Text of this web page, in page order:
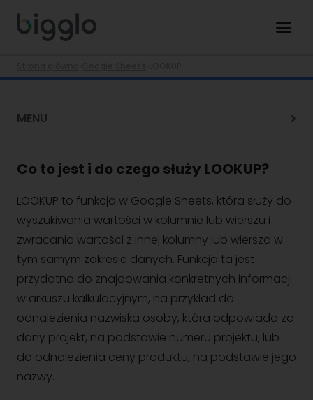
Co to jest i do czego służy LOOKUP?
LOOKUP to funkcja w Google Sheets, która służy do
wyszukiwania wartości w kolumnie lub wierszu i
zwracania wartości z innej kolumny lub wiersza w
tym samym zakresie danych. Funkcja ta jest
przydatna do znajdowania konkretnych informacji
w arkuszu kalkulacyjnym, na przykład do
odnalezienia nazwiska osoby, która odpowiada za
dany projekt, na podstawie numeru projektu, lub
do odnalezienia ceny produktu, na podstawie jego
nazwy.
MENU